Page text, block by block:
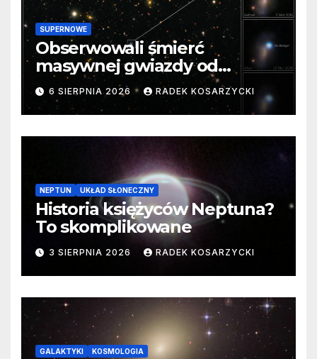
SUPERNOWE
Obserwowali śmierć
masywnej gwiazdy od
samego początku. Niezwykle
cenne dane
6 SIERPNIA 2026 RADEK KOSARZYCKI
NEPTUN UKŁAD SŁONECZNY
Historia księżyców Neptuna?
To skomplikowane
3 SIERPNIA 2026 RADEK KOSARZYCKI
GALAKTYKI KOSMOLOGIA